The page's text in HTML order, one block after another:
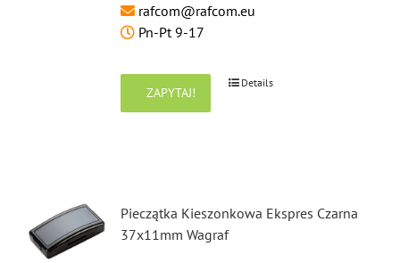
rafcom@rafcom.eu
Pn-Pt 9-17
ZAPYTAJ!
Details
Pieczątka Kieszonkowa Ekspres Czarna
37x11mm Wagraf